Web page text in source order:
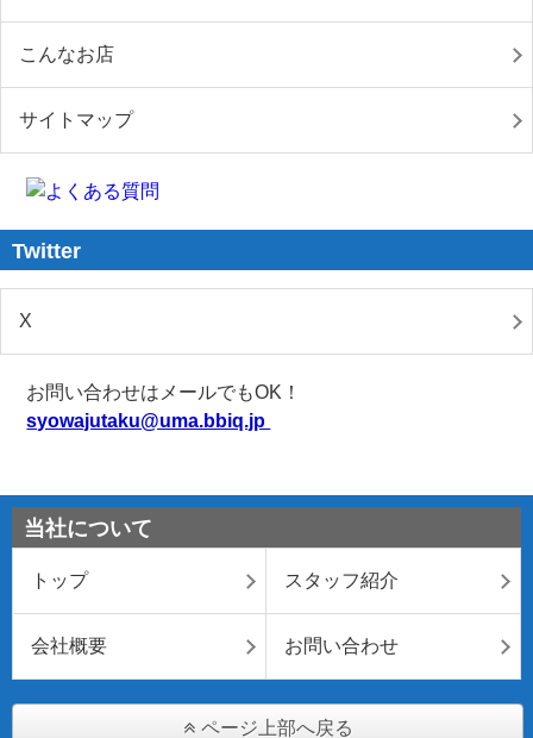
こんなお店
サイトマップ
Twitter
X
お問い合わせはメールでもOK！
syowajutaku@uma.bbiq.jp
当社について
トップ スタッフ紹介
会社概要 お問い合わせ
ページ上部へ戻る